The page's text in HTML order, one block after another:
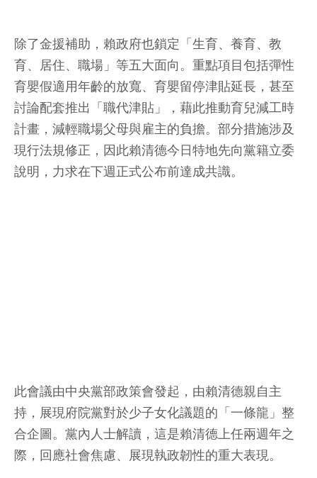
除了金援補助，賴政府也鎖定「生育、養育、教
育、居住、職場」等五大面向。重點項目包括彈性
育嬰假適用年齡的放寬、育嬰留停津貼延長，甚至
討論配套推出「職代津貼」，藉此推動育兒減工時
計畫，減輕職場父母與雇主的負擔。部分措施涉及
現行法規修正，因此賴清德今日特地先向黨籍立委
說明，力求在下週正式公布前達成共識。
此會議由中央黨部政策會發起，由賴清德親自主
持，展現府院黨對於少子女化議題的「一條龍」整
合企圖。黨內人士解讀，這是賴清德上任兩週年之
際，回應社會焦慮、展現執政韌性的重大表現。